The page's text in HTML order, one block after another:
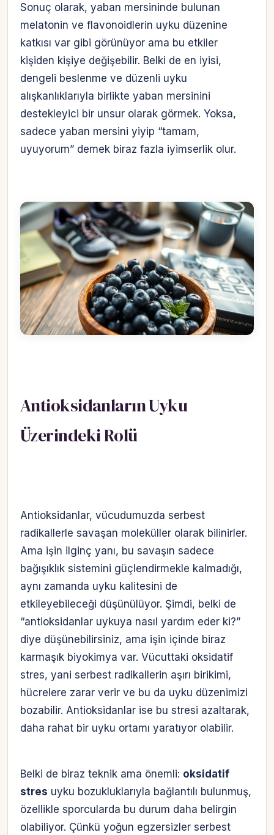
Sonuç olarak, yaban mersininde bulunan
melatonin ve flavonoidlerin uyku düzenine
katkısı var gibi görünüyor ama bu etkiler
kişiden kişiye değişebilir. Belki de en iyisi,
dengeli beslenme ve düzenli uyku
alışkanlıklarıyla birlikte yaban mersinini
destekleyici bir unsur olarak görmek. Yoksa,
sadece yaban mersini yiyip “tamam,
uyuyorum” demek biraz fazla iyimserlik olur.
Antioksidanların Uyku
Üzerindeki Rolü
Antioksidanlar, vücudumuzda serbest
radikallerle savaşan moleküller olarak bilinirler.
Ama işin ilginç yanı, bu savaşın sadece
bağışıklık sistemini güçlendirmekle kalmadığı,
aynı zamanda uyku kalitesini de
etkileyebileceği düşünülüyor. Şimdi, belki de
“antioksidanlar uykuya nasıl yardım eder ki?”
diye düşünebilirsiniz, ama işin içinde biraz
karmaşık biyokimya var. Vücuttaki oksidatif
stres, yani serbest radikallerin aşırı birikimi,
hücrelere zarar verir ve bu da uyku düzenimizi
bozabilir. Antioksidanlar ise bu stresi azaltarak,
daha rahat bir uyku ortamı yaratıyor olabilir.
Belki de biraz teknik ama önemli: oksidatif
stres uyku bozukluklarıyla bağlantılı bulunmuş,
özellikle sporcularda bu durum daha belirgin
olabiliyor. Çünkü yoğun egzersizler serbest